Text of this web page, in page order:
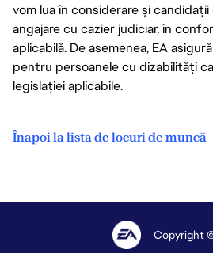
vom lua în considerare și
angajare cu cazier judiciar, în
aplicabilă. De asemenea, EA
pentru persoanele cu dizabilități
legislației aplicabile.
Înapoi la lista de locuri de muncă
Copyright